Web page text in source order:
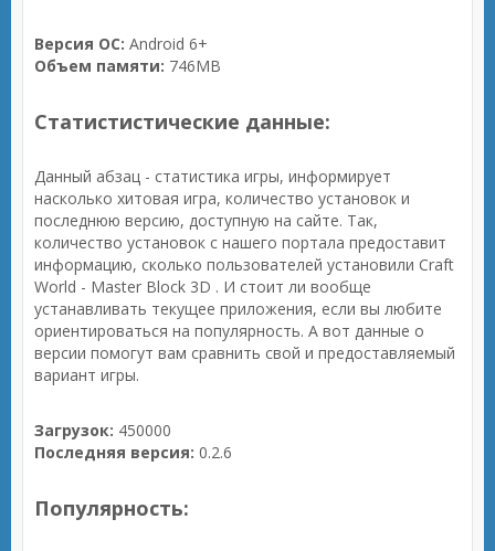
Версия ОС: Android 6+
Объем памяти: 746MB
Статистистические данные:
Данный абзац - статистика игры, информирует
насколько хитовая игра, количество установок и
последнюю версию, доступную на сайте. Так,
количество установок с нашего портала предоставит
информацию, сколько пользователей установили Craft
World - Master Block 3D . И стоит ли вообще
устанавливать текущее приложения, если вы любите
ориентироваться на популярность. А вот данные о
версии помогут вам сравнить свой и предоставляемый
вариант игры.
Загрузок: 450000
Последняя версия: 0.2.6
Популярность: